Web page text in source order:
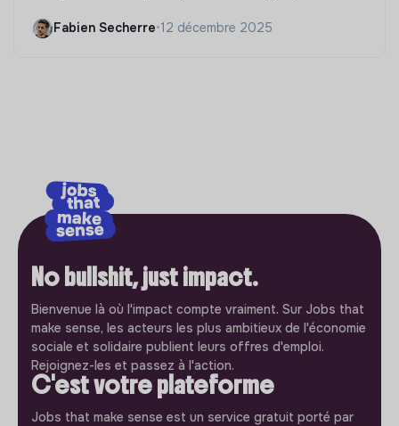
Fabien Secherre•12 décembre 2025
No bullshit, just impact.
Bienvenue là où l'impact compte vraiment. Sur Jobs that
make sense, les acteurs les plus ambitieux de l'économie
sociale et solidaire publient leurs offres d'emploi.
Rejoignez-les et passez à l'action.
C'est votre plateforme
Jobs that make sense est un service gratuit porté par